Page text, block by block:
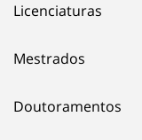
Licenciaturas
Mestrados
Doutoramentos